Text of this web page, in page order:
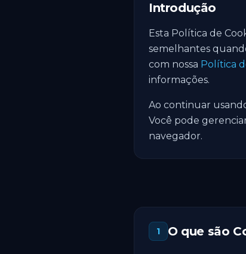
Introdução
Esta Política de
semelhantes
com nossa Política
informações.
Ao continuar
Você pode
navegador.
1 O que são